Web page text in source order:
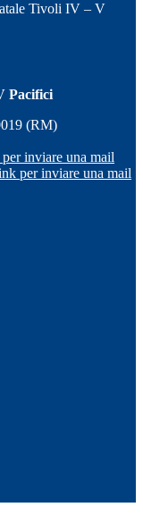
Tivoli IV – V
Pacifici
(RM)
inviare una mail
per inviare una mail